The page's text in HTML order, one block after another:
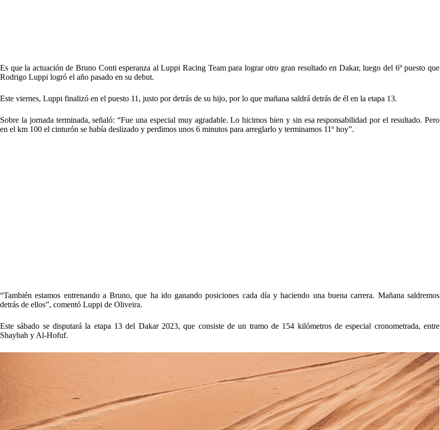
Es que la actuación de Bruno Conti esperanza al Luppi Racing Team para lograr otro gran resultado en Dakar, luego del 6º puesto que
Rodrigo Luppi logró el año pasado en su debut.
Este viernes, Luppi finalizó en el puesto 11, justo por detrás de su hijo, por lo que mañana saldrá detrás de él en la etapa 13.
Sobre la jornada terminada, señaló: “Fue una especial muy agradable. Lo hicimos bien y sin esa responsabilidad por el resultado. Pero
en el km 100 el cinturón se había deslizado y perdimos unos 6 minutos para arreglarlo y terminamos 11º hoy”.
“También estamos entrenando a Bruno, que ha ido ganando posiciones cada día y haciendo una buena carrera. Mañana saldremos
detrás de ellos”, comentó Luppi de Oliveira.
Este sábado se disputará la etapa 13 del Dakar 2023, que consiste de un tramo de 154 kilómetros de especial cronometrada, entre
Shaybah y Al-Hofuf.